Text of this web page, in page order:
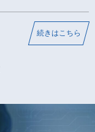
続きはこちら